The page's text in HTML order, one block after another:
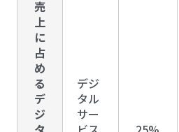
売
上
に
占
め
る
デ
ジ
デジ
タル
サー